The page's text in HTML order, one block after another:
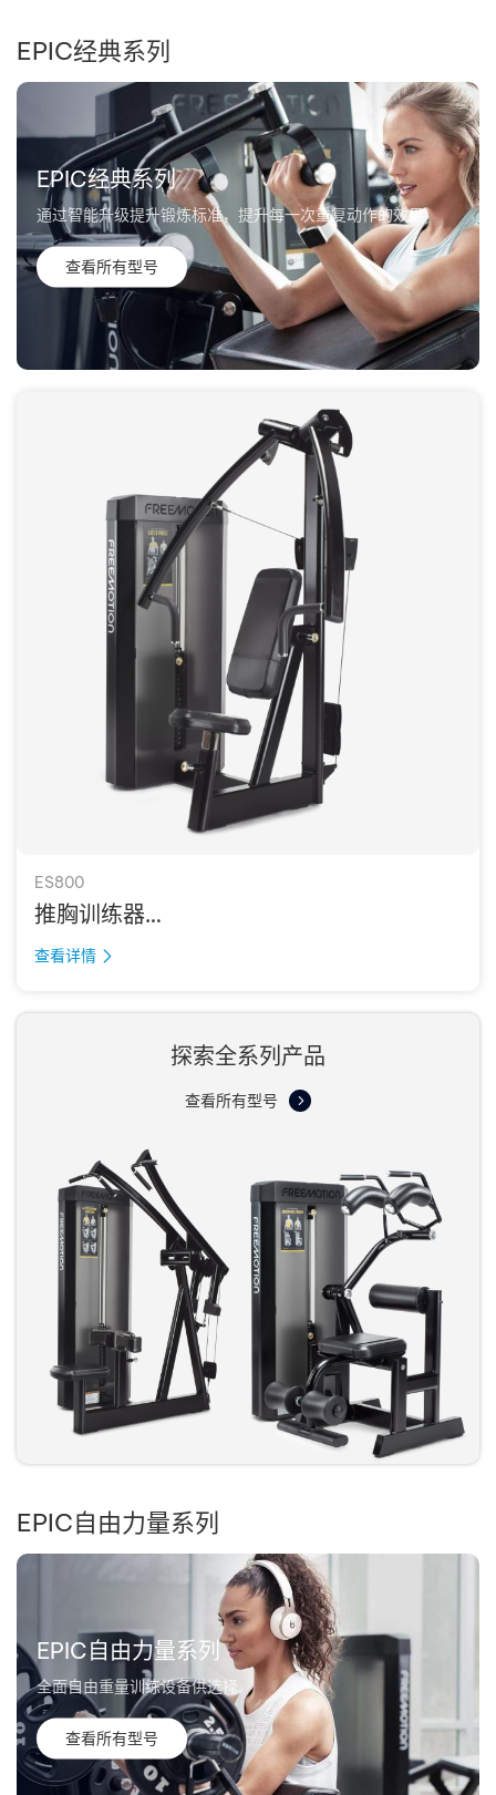
EPIC经典系列
EPIC经典系列
通过智能升级提升锻炼标准，提升每一次重复动作的效果
查看所有型号
ES800
推胸训练器
CHEST PRESS
查看详情
探索全系列产品
查看所有型号
EPIC自由力量系列
EPIC自由力量系列
全面自由重量训练设备供选择
查看所有型号